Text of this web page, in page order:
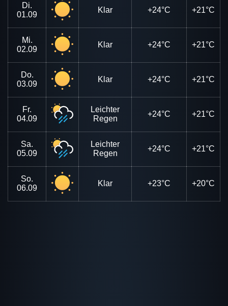
Di.
01.09
Klar +24°C +21°C
Mi.
02.09
Klar +24°C +21°C
Do.
03.09
Klar +24°C +21°C
Fr.
04.09
Leichter
Regen
+24°C +21°C
Sa.
05.09
Leichter
Regen
+24°C +21°C
So.
06.09
Klar +23°C +20°C